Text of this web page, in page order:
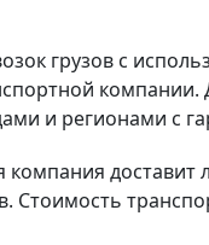
грузов с
компании.
и регионами с
доставит
Стоимость